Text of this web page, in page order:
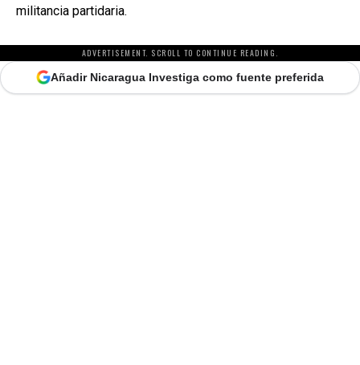
militancia partidaria.
ADVERTISEMENT. SCROLL TO CONTINUE READING.
Añadir Nicaragua Investiga como fuente preferida